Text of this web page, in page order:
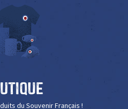
du Souvenir Français !